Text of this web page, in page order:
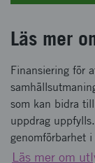
Läs mer
Finansiering för
som kan bidra
uppdrag
genomförbarhet
Läs mer om